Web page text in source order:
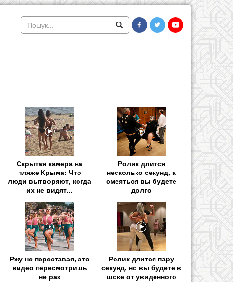
Скрытая камера на
пляже Крыма: Что
люди вытворяют, когда
их не видят...
Ролик длится
несколько секунд, а
смеяться вы будете
долго
Ржу не переставая, это
видео пересмотришь
не раз
Ролик длится пару
секунд, но вы будете в
шоке от увиденного